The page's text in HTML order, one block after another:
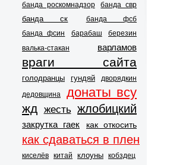
банда роскомнадзор банда свр
банда ск
банда фсб
банда фсин
барабаш
березин
валька-стакан
варламов
враги сайта
голодранцы гундяй
дворядкин
дедовщина
донаты всу
жд жесть жлобицкий
закрутка гаек как откосить
как сдаваться в плен
киселёв китай клоуны кобздец